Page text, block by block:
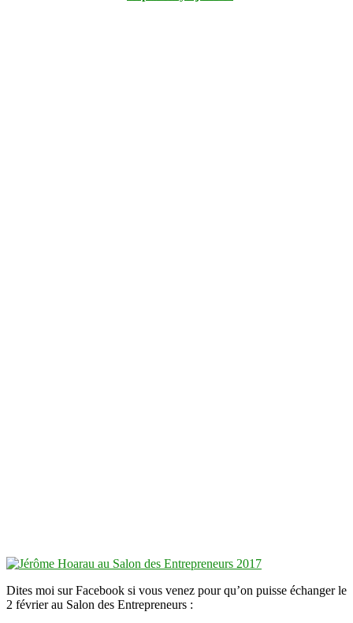
Dites moi sur Facebook si vous venez pour qu’on puisse échanger le
2 février au Salon des Entrepreneurs :